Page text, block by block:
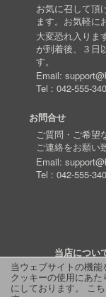
当ウェブサイトの機能
クッキーの使用にあ
にしております。 こ
お気に召して頂
ます。お気軽に
大変恐れ入りま
が到着後、３日
す。
Email:
Tel : 042-555-
お問合せ
ご質問・ご希望
ご連絡をお願い
Email:
Tel : 042-555-
当店につい
詳細検索